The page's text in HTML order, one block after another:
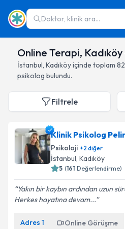
Doktor, klinik ara...
Online Terapi,
İstanbul, Kadıköyiçinde toplam 82
psikolog bulundu.
Filtrele
Klinik Psikolog
Psikoloji +2 diğer
İstanbul, Kadıköy
5 (161 Değerlendirme)
Yakın bir kaybın ardından uzun
Herkes hayatına devam...
Adres 1 Online Görüşme